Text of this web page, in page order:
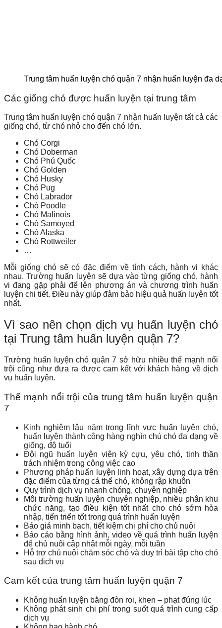
Trung tâm huấn luyện chó quận 7 nhận huấn luyện đa
Các giống chó được huấn luyện tại trung tâm
Trung tâm huấn luyện chó quận 7 nhận huấn luyện tất cả các
giống chó, từ chó nhỏ cho đến chó lớn.
Chó Corgi
Chó Doberman
Chó Phú Quốc
Chó Golden
Chó Husky
Chó Pug
Chó Labrador
Chó Poodle
Chó Malinois
Chó Samoyed
Chó Alaska
Chó Rottweiler
…
Mỗi giống chó sẽ có đặc điểm về tính cách, hành vi khác
nhau. Trường huấn luyện sẽ dựa vào từng giống chó, hành
vi đang gặp phải để lên phương án và chương trình huấn
luyện chi tiết. Điều này giúp đảm bảo hiệu quả huấn luyện tốt
nhất.
Vì sao nên chọn dịch vụ huấn luyện chó
tại Trung tâm huấn luyện quận 7?
Trường huấn luyện chó quận 7 sở hữu nhiều thế mạnh nổi
trội cũng như đưa ra được cam kết với khách hàng về dịch
vụ huấn luyện.
Thế mạnh nổi trội của trung tâm huấn luyện quận
7
Kinh nghiệm lâu năm trong lĩnh vực huấn luyện chó,
huấn luyện thành công hàng nghìn chú chó đa dạng về
giống, độ tuổi
Đội ngũ huấn luyện viên kỳ cựu, yêu chó, tinh thần
trách nhiệm trong công việc cao
Phương pháp huấn luyện linh hoạt, xây dựng dựa trên
đặc điểm của từng cá thể chó, không rập khuôn
Quy trình dịch vụ nhanh chóng, chuyên nghiệp
Môi trường huấn luyện chuyên nghiệp, nhiều phân khu
chức năng, tạo điều kiện tốt nhất cho chó sớm hòa
nhập, tiến triển tốt trong quá trình huấn luyện
Báo giá minh bạch, tiết kiệm chi phí cho chủ nuôi
Báo cáo bằng hình ảnh, video về quá trình huấn luyện
để chủ nuôi cập nhật mỗi ngày, mỗi tuần
Hỗ trợ chủ nuôi chăm sóc chó và duy trì bài tập cho chó
sau dịch vụ
Cam kết của trung tâm huấn luyện quận 7
Không huấn luyện bằng đòn roi, khen – phạt đúng lúc
Không phát sinh chi phí trong suốt quá trình cung cấp
dịch vụ